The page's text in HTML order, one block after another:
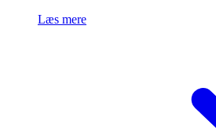
Læs mere